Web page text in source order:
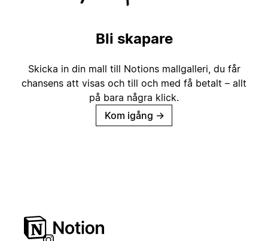
Bli skapare
Skicka in din mall till Notions mallgalleri, du får
chansens att visas och till och med få betalt – allt
på bara några klick.
Kom igång →